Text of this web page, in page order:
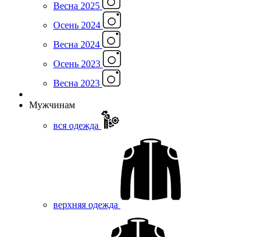
Весна 2025
Осень 2024
Весна 2024
Осень 2023
Весна 2023
Мужчинам
вся одежда
верхняя одежда